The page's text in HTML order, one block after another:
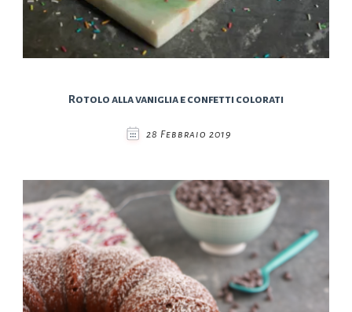
Rotolo alla vaniglia e confetti colorati
28 Febbraio 2019